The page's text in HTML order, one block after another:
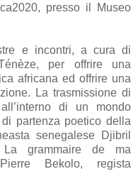
presso il Museo
e incontri, a cura di
per offrire una
africana ed offrire una
La trasmissione di
di un mondo
partenza poetico della
senegalese Djibril
grammaire de ma
Bekolo, regista